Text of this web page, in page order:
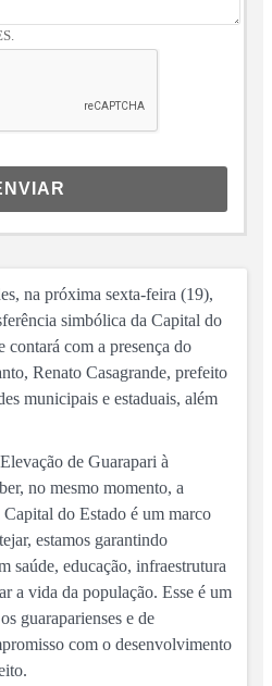
na próxima sexta-feira (19),
simbólica da Capital do
contará com a presença do
Renato Casagrande, prefeito
municipais e estaduais, além
de Guarapari à
no mesmo momento, a
do Estado é um marco
estamos garantindo
saúde, educação, infraestrutura
a vida da população. Esse é um
guaraparienses e de
com o desenvolvimento